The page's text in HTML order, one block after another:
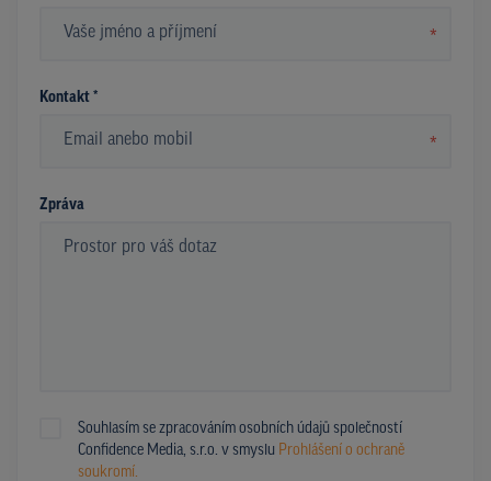
*
Kontakt *
*
Zpráva
Souhlasím se zpracováním osobních údajů společností
Confidence Media, s.r.o. v smyslu Prohlášení o ochraně
soukromí.